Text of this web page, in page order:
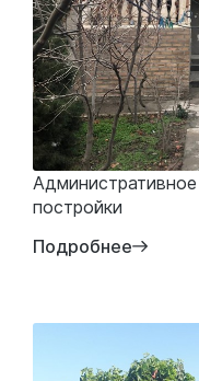
постройки
Подробнее